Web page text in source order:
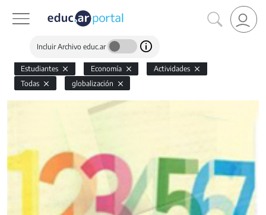
Incluir Archivo educ.ar
Estudiantes Economía
Actividades
Todas
globalización